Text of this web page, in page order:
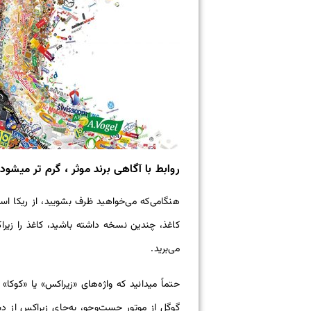
روابط با آگاهی برند موثر ، گرم تر میشود
هنگامی‌که می‌خواهید ظرف بشویید، از ریکا
کاغذ، چندین نسخه داشته باشید، کاغذ را
می‌برید.
حتماً میدانید که واژه‌های «زیراکس» یا
گوگل از موتور جست‌وجو، به‌جای زیراکس از